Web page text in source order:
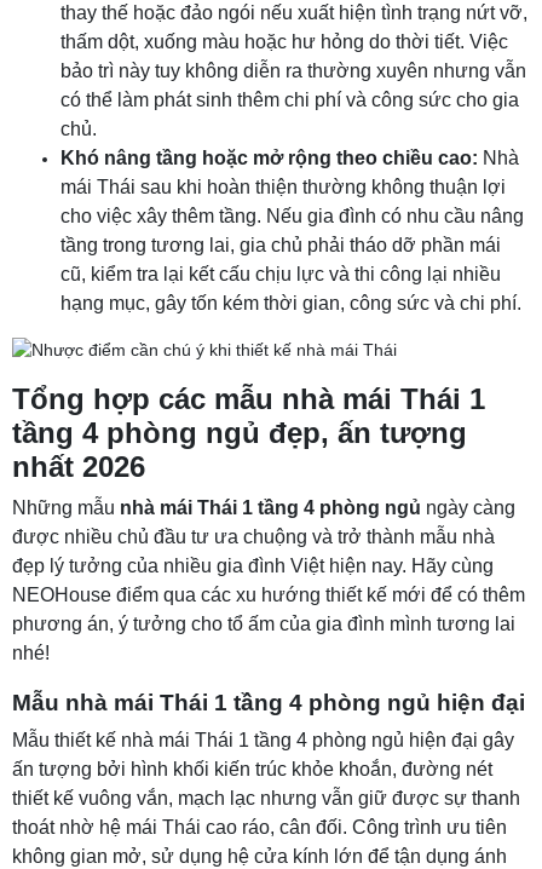
thay thế hoặc đảo ngói nếu xuất hiện tình trạng nứt vỡ,
thấm dột, xuống màu hoặc hư hỏng do thời tiết. Việc
bảo trì này tuy không diễn ra thường xuyên nhưng vẫn
có thể làm phát sinh thêm chi phí và công sức cho gia
chủ.
Khó nâng tầng hoặc mở rộng theo chiều cao: Nhà
mái Thái sau khi hoàn thiện thường không thuận lợi
cho việc xây thêm tầng. Nếu gia đình có nhu cầu nâng
tầng trong tương lai, gia chủ phải tháo dỡ phần mái
cũ, kiểm tra lại kết cấu chịu lực và thi công lại nhiều
hạng mục, gây tốn kém thời gian, công sức và chi phí.
Tổng hợp các mẫu nhà mái Thái 1
tầng 4 phòng ngủ đẹp, ấn tượng
nhất 2026
Những mẫu nhà mái Thái 1 tầng 4 phòng ngủ ngày càng
được nhiều chủ đầu tư ưa chuộng và trở thành mẫu nhà
đẹp lý tưởng của nhiều gia đình Việt hiện nay. Hãy cùng
NEOHouse điểm qua các xu hướng thiết kế mới để có thêm
phương án, ý tưởng cho tổ ấm của gia đình mình tương lai
nhé!
Mẫu nhà mái Thái 1 tầng 4 phòng ngủ hiện đại
Mẫu thiết kế nhà mái Thái 1 tầng 4 phòng ngủ hiện đại gây
ấn tượng bởi hình khối kiến trúc khỏe khoắn, đường nét
thiết kế vuông vắn, mạch lạc nhưng vẫn giữ được sự thanh
thoát nhờ hệ mái Thái cao ráo, cân đối. Công trình ưu tiên
không gian mở, sử dụng hệ cửa kính lớn để tận dụng ánh